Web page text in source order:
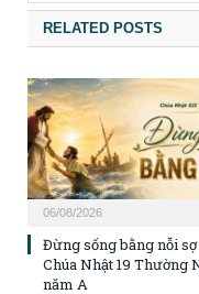
RELATED POSTS
06/08/2026
Đừng sống bằng nỗi
Chúa Nhật 19 Thường
năm A